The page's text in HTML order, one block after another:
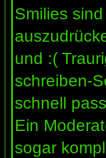
Smilies
und :(
schreiben-
schnell
Ein
sogar